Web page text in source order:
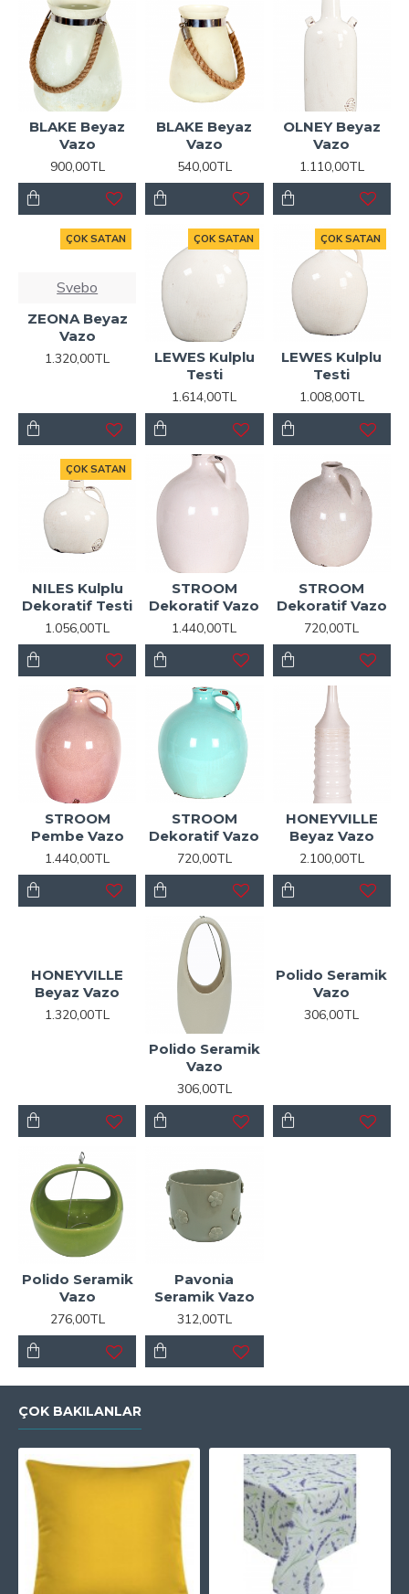
BLAKE Beyaz
Vazo
900,00TL
BLAKE Beyaz
Vazo
540,00TL
OLNEY Beyaz
Vazo
1.110,00TL
ÇOK SATAN
Svebo
ZEONA Beyaz
Vazo
1.320,00TL
ÇOK SATAN
LEWES Kulplu
Testi
1.614,00TL
ÇOK SATAN
LEWES Kulplu
Testi
1.008,00TL
ÇOK SATAN
NILES Kulplu
Dekoratif Testi
1.056,00TL
STROOM
Dekoratif Vazo
1.440,00TL
STROOM
Dekoratif Vazo
720,00TL
STROOM
Pembe Vazo
1.440,00TL
STROOM
Dekoratif Vazo
720,00TL
HONEYVILLE
Beyaz Vazo
2.100,00TL
HONEYVILLE
Beyaz Vazo
1.320,00TL
Polido Seramik
Vazo
306,00TL
Polido Seramik
Vazo
306,00TL
Polido Seramik
Vazo
276,00TL
Pavonia
Seramik Vazo
312,00TL
ÇOK BAKILANLAR